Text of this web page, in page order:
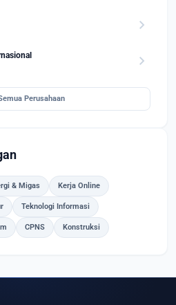
chevron_right
chevron_right
Perusahaan
& Migas Kerja Online
Teknologi Informasi
CPNS Konstruksi